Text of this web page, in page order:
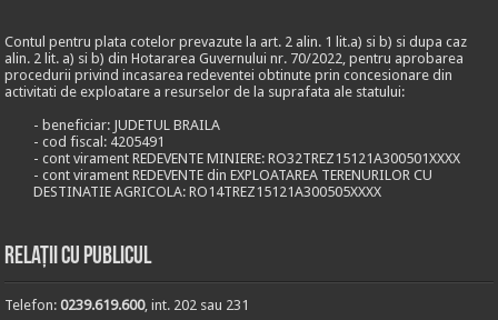
Contul pentru plata cotelor prevazute la art. 2 alin. 1 lit.a) si b) si dupa caz
alin. 2 lit. a) si b) din Hotararea Guvernului nr. 70/2022, pentru aprobarea
procedurii privind incasarea redeventei obtinute prin concesionare din
activitati de exploatare a resurselor de la suprafata ale statului:
- beneficiar: JUDETUL BRAILA
- cod fiscal: 4205491
- cont virament REDEVENTE MINIERE: RO32TREZ15121A300501XXXX
- cont virament REDEVENTE din EXPLOATAREA TERENURILOR CU
DESTINATIE AGRICOLA: RO14TREZ15121A300505XXXX
Relații cu publicul
Telefon:0239.619.600, int. 202 sau 231